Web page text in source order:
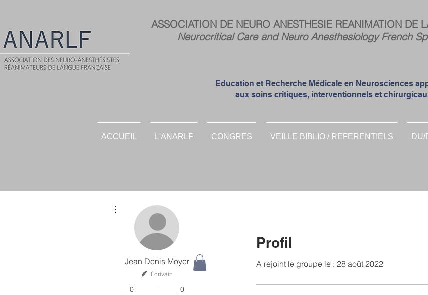
ASSOCIATION DE NEURO ANESTHESIE REANIMATION DE
Neurocritical Care and Neuro Anesthesiology French
Education et Recherche Médicale en Neurosciences
aux soins critiques, interventionnels et
ACCUEIL L'ANARLF CONGRES VEILLE BIBLIO / REFERENTIELS DU/
Profil
A rejoint le groupe le : 28 août 2022
Jean Denis Moyer
Écrivain
0 0